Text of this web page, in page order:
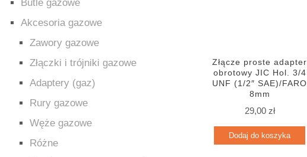
Złącze proste adapter
obrotowy JIC Hol. 3/4
UNF (1/2″ SAE)/FARO
8mm
29,00 zł
Dodaj do koszyka
Butle gazowe
Akcesoria gazowe
Zawory gazowe
Złączki i trójniki gazowe
Adaptery (gaz)
Rury gazowe
Węże gazowe
Różne